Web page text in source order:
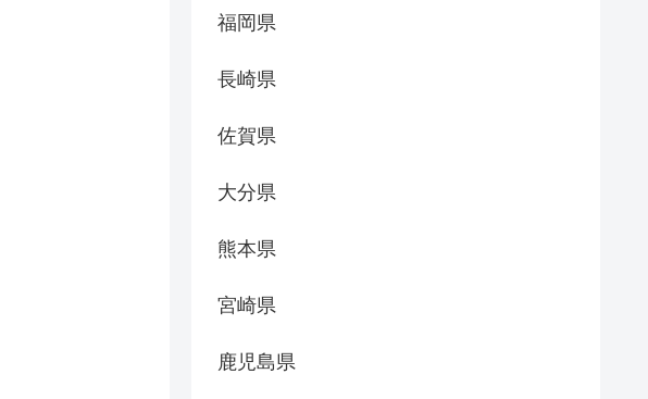
福岡県
長崎県
佐賀県
大分県
熊本県
宮崎県
鹿児島県